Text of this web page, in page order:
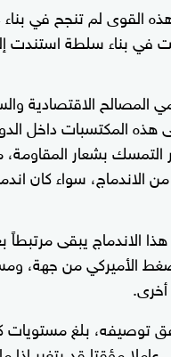
القوى لم تنجح في بناء
في بناء سلطة استندت
المصالح الاقتصادية
المكتسبات داخل
التمسك بشعار المقاومة،
الاندماج، سواء كان
الاندماج يبقى مرتبطاً
الأميركي من جهة،
توصيفه، بلغ مستويات